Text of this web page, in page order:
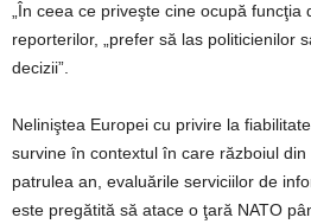
„În ceea ce priveşte cine ocupă funcţia
reporterilor, „prefer să las politicienilor
decizii”.
Neliniştea Europei cu privire la
survine în contextul în care războiul
patrulea an, evaluările serviciilor de
este pregătită să atace o ţară NATO